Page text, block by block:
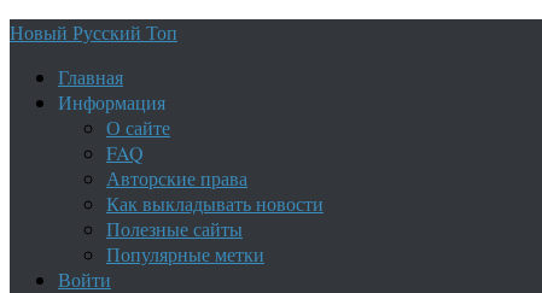
Новый Русский Топ
Главная
Информация
О сайте
FAQ
Авторские права
Как выкладывать новости
Полезные сайты
Популярные метки
Войти